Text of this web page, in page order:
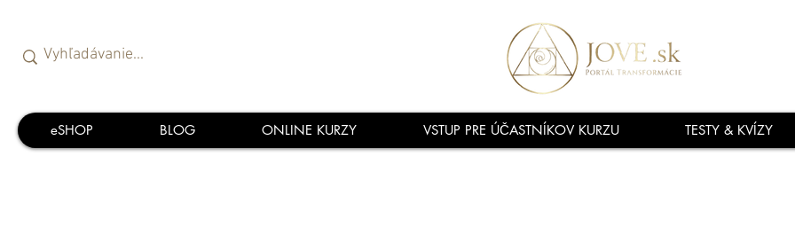
eSHOP BLOG ONLINE KURZY VSTUP PRE ÚČASTNÍKOV KURZU TESTY & KVÍZY